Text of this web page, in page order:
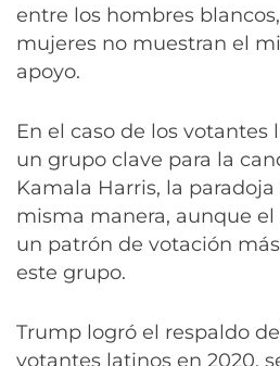
entre los hombres
mujeres no muestran el
apoyo.
En el caso de los votantes
un grupo clave para la
Kamala Harris, la
misma manera, aunque
un patrón de votación
este grupo.
Trump logró el respaldo
votantes latinos en 2020,